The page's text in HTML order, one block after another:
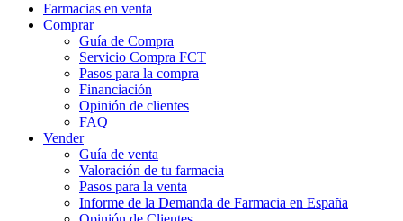
Farmacias en venta
Comprar
Guía de Compra
Servicio Compra FCT
Pasos para la compra
Financiación
Opinión de clientes
FAQ
Vender
Guía de venta
Valoración de tu farmacia
Pasos para la venta
Informe de la Demanda de Farmacia en España